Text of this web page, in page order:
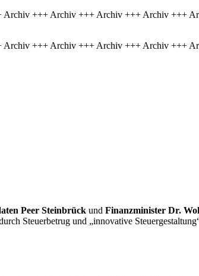
+++ Archiv +++ Archiv +++ Archiv +++
+++ Archiv +++ Archiv +++ Archiv +++
Peer Steinbrück und Finanzminister Dr.
Steuerbetrug und „innovative